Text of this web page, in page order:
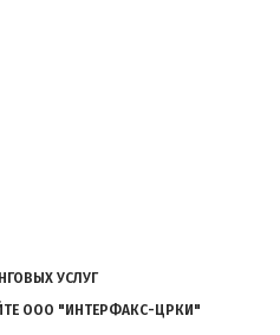
УСЛУГ
ООО "ИНТЕРФАКС-ЦРКИ"